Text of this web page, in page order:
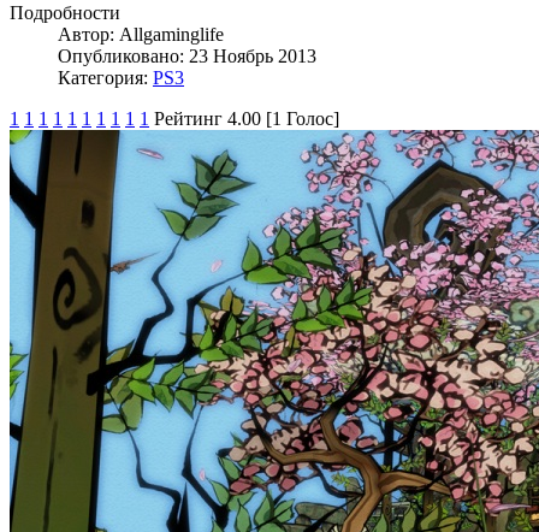
Подробности
Автор: Allgaminglife
Опубликовано: 23 Ноябрь 2013
Категория: PS3
1 1 1 1 1 1 1 1 1 1 Рейтинг 4.00 [1 Голос]